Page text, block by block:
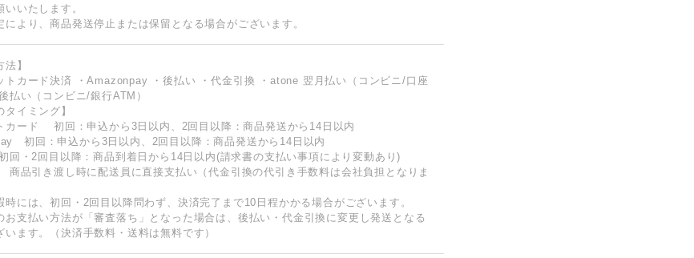
いいたします。
より、商品発送停止または保留となる場合がございます。
法】
トカード決済 ・Amazonpay ・後払い ・代金引換 ・atone 翌月払い（コンビニ/口座
払い（コンビニ/銀行ATM）
タイミング】
カード 初回：申込から3日以内、2回目以降：商品発送から14日以内
初回：申込から3日以内、2回目以降：商品発送から14日以内
・2回目以降：商品到着日から14日以内(請求書の支払い事項により変動あり)
品引き渡し時に配送員に直接支払い（代金引換の代引き手数料は会社負担となりま
には、初回・2回目以降問わず、決済完了まで10日程かかる場合がございます。
支払い方法が「審査落ち」となった場合は、後払い・代金引換に変更し発送となる
います。（決済手数料・送料は無料です）